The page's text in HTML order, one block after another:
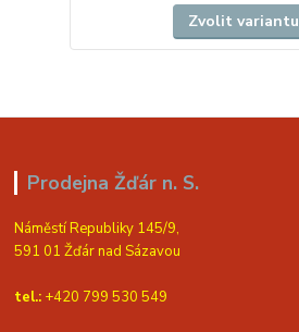
Zvolit variantu
Prodejna Žďár n. S.
Náměstí Republiky 145/9,
591 01 Žďár nad Sázavou
tel.: +420 799 530 549